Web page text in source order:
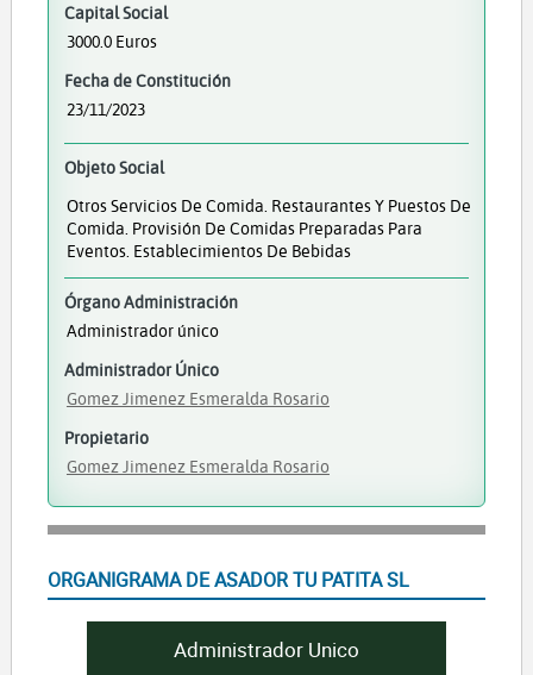
Capital Social
3000.0 Euros
Fecha de Constitución
23/11/2023
Objeto Social
Otros Servicios De Comida. Restaurantes Y Puestos De
Comida. Provisión De Comidas Preparadas Para
Eventos. Establecimientos De Bebidas
Órgano Administración
Administrador único
Administrador Único
Gomez Jimenez Esmeralda Rosario
Propietario
Gomez Jimenez Esmeralda Rosario
ORGANIGRAMA DE ASADOR TU PATITA SL
Administrador Unico